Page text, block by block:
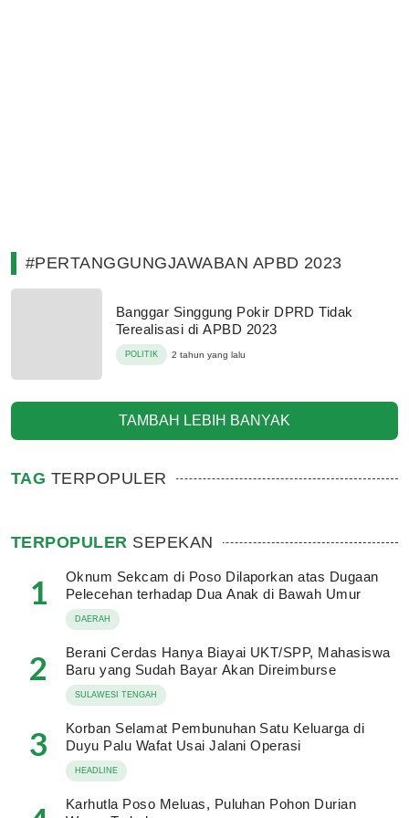
#PERTANGGUNGJAWABAN APBD 2023
Banggar Singgung Pokir DPRD Tidak
Terealisasi di APBD 2023
POLITIK 2 tahun yang lalu
TAMBAH LEBIH BANYAK
TAG TERPOPULER
TERPOPULER SEPEKAN
1
Oknum Sekcam di Poso Dilaporkan atas Dugaan
Pelecehan terhadap Dua Anak di Bawah Umur
DAERAH
2
Berani Cerdas Hanya Biayai UKT/SPP, Mahasiswa
Baru yang Sudah Bayar Akan Direimburse
SULAWESI TENGAH
3
Korban Selamat Pembunuhan Satu Keluarga di
Duyu Palu Wafat Usai Jalani Operasi
HEADLINE
Karhutla Poso Meluas, Puluhan Pohon Durian